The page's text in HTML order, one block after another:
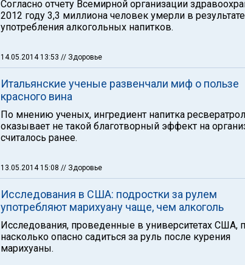
Согласно отчету Всемирной организации
2012 году 3,3 миллиона человек умерли в результате
употребления алкогольных напитков.
14.05.2014 13:53 // Здоровье
Итальянские ученые развенчали миф о пользе
красного вина
По мнению ученых, ингредиент напитка ресвератрол
оказывает не такой благотворный эффект на
считалось ранее.
13.05.2014 15:08 // Здоровье
Исследования в США: подростки за рулем
употребляют марихуану чаще, чем алкоголь
Исследования, проведенные в университетах США,
насколько опасно садиться за руль после курения
марихуаны.